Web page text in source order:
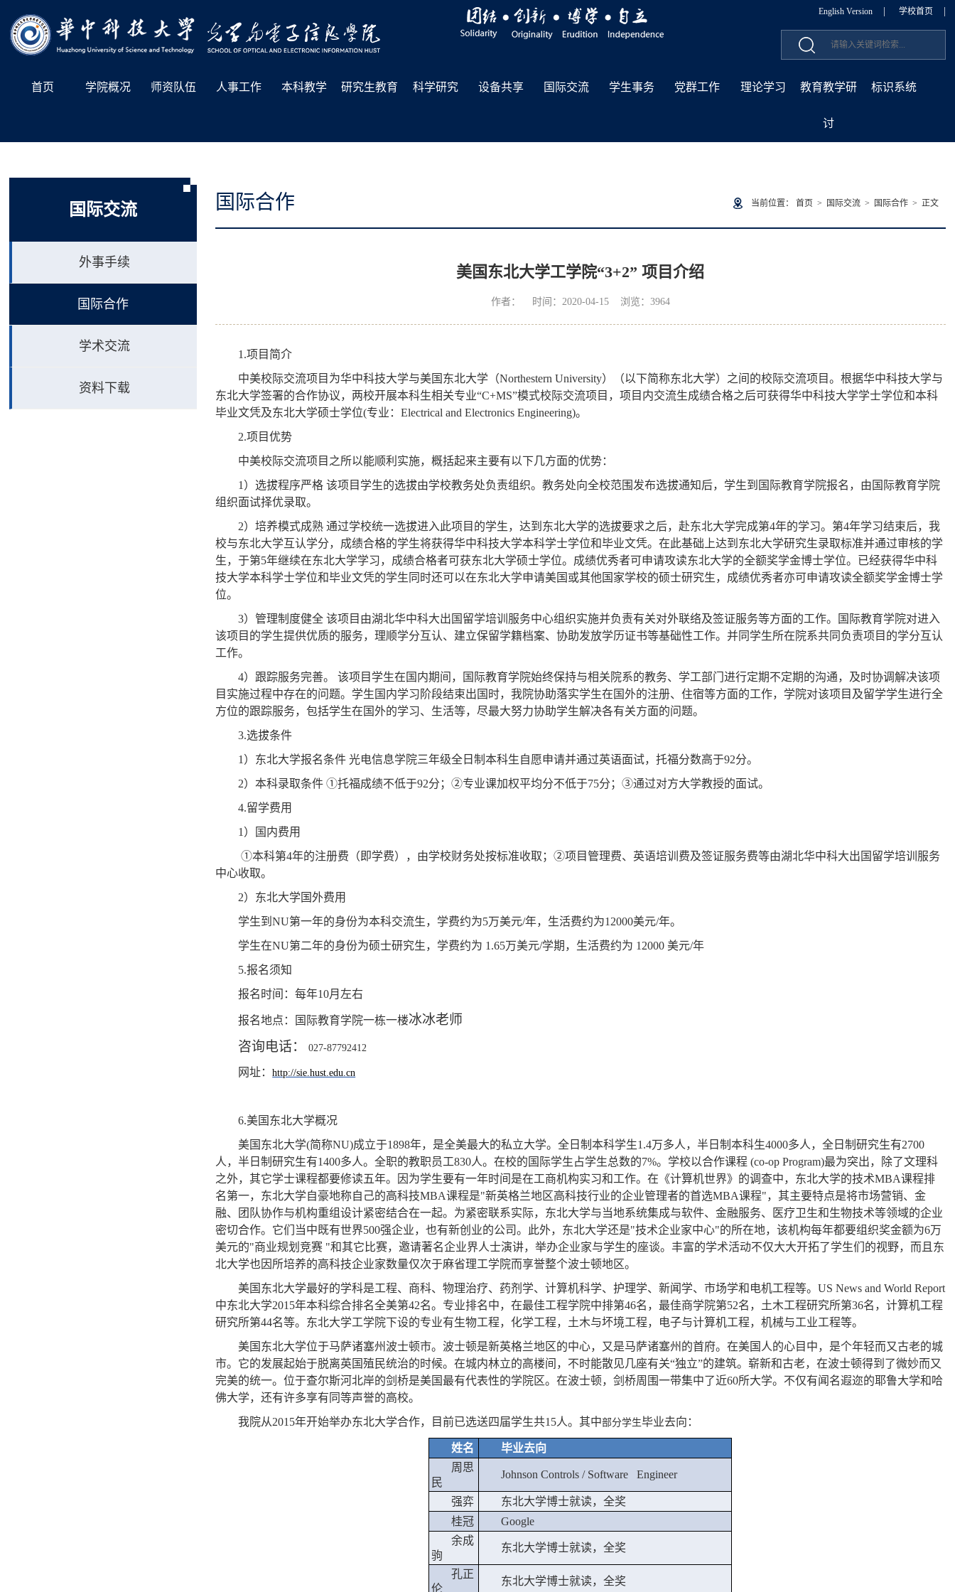
English Version 学校首页
首页 学院概况 师资队伍 人事工作 本科教学 研究生教育 科学研究 设备共享 国际交流 学生事务 党群工作 理论学习 教育教学研
讨
标识系统
国际交流
外事手续
国际合作
学术交流
资料下载
国际合作 当前位置： 首页 > 国际交流> 国际合作> 正文
美国东北大学工学院“3+2” 项目介绍
作者： 时间：2020-04-15 浏览： 3964
1.项目简介
中美校际交流项目为华中科技大学与美国东北大学（Northestern University）（以下简称东北大学）之间的校际交流项目。根据华中科技大学与
东北大学签署的合作协议，两校开展本科生相关专业“C+MS”模式校际交流项目，项目内交流生成绩合格之后可获得华中科技大学学士学位和本科
毕业文凭及东北大学硕士学位(专业：Electrical and Electronics Engineering)。
2.项目优势
中美校际交流项目之所以能顺利实施，概括起来主要有以下几方面的优势：
1 ）选拔程序严格 该项目学生的选拔由学校教务处负责组织。教务处向全校范围发布选拔通知后，学生到国际教育学院报名，由国际教育学院
组织面试择优录取。
2）培养模式成熟 通过学校统一选拔进入此项目的学生，达到东北大学的选拔要求之后，赴东北大学完成第4年的学习。第4年学习结束后，我
校与东北大学互认学分，成绩合格的学生将获得华中科技大学本科学士学位和毕业文凭。在此基础上达到东北大学研究生录取标准并通过审核的学
生，于第5年继续在东北大学学习，成绩合格者可获东北大学硕士学位。成绩优秀者可申请攻读东北大学的全额奖学金博士学位。已经获得华中科
技大学本科学士学位和毕业文凭的学生同时还可以在东北大学申请美国或其他国家学校的硕士研究生，成绩优秀者亦可申请攻读全额奖学金博士学
位。
3）管理制度健全 该项目由湖北华中科大出国留学培训服务中心组织实施并负责有关对外联络及签证服务等方面的工作。国际教育学院对进入
该项目的学生提供优质的服务，理顺学分互认、建立保留学籍档案、协助发放学历证书等基础性工作。并同学生所在院系共同负责项目的学分互认
工作。
4）跟踪服务完善。
该项目学生在国内期间，国际教育学院始终保持与相关院系的教务、学工部门进行定期不定期的沟通，及时协调解决该项
目实施过程中存在的问题。学生国内学习阶段结束出国时，我院协助落实学生在国外的注册、住宿等方面的工作，学院对该项目及留学学生进行全
方位的跟踪服务，包括学生在国外的学习、生活等，尽最大努力协助学生解决各有关方面的问题。
3.选拔条件
1 ）东北大学报名条件 光电信息学院三年级全日制本科生自愿申请并通过英语面试，托福分数高于92分。
2）本科录取条件 ①托福成绩不低于92分；②专业课加权平均分不低于75分；③通过对方大学教授的面试。
4.留学费用
1 ）国内费用
①本科第4年的注册费（即学费），由学校财务处按标准收取；②项目管理费、英语培训费及签证服务费等由湖北华中科大出国留学培训服务
中心收取。
2）东北大学国外费用
学生到NU第一年的身份为本科交流生，学费约为5万美元/年，生活费约为12000美元/年。
学生在NU第二年的身份为硕士研究生，学费约为 1.65万美元/学期，生活费约为 12000 美元/年
5.报名须知
报名时间：每年10月左右
报名地点：国际教育学院一栋一楼冰冰老师
咨询电话：
027-87792412
网址：http://sie.hust.edu.cn
6.美国东北大学概况
美国东北大学(简称NU)成立于1898年，是全美最大的私立大学。全日制本科学生1.4万多人，半日制本科生4000多人，全日制研究生有2700
人，半日制研究生有1400多人。全职的教职员工830人。在校的国际学生占学生总数的7%。学校以合作课程 (co-op Program)最为突出，除了文理科
之外，其它学士课程都要修读五年。因为学生要有一年时间是在工商机构实习和工作。在《计算机世界》的调查中，东北大学的技术MBA课程排
名第一，东北大学自豪地称自己的高科技MBA课程是"新英格兰地区高科技行业的企业管理者的首选MBA课程"，其主要特点是将市场营销、金
融、团队协作与机构重组设计紧密结合在一起。为紧密联系实际，东北大学与当地系统集成与软件、金融服务、医疗卫生和生物技术等领域的企业
密切合作。它们当中既有世界500强企业，也有新创业的公司。此外，东北大学还是"技术企业家中心"的所在地，该机构每年都要组织奖金额为6万
美元的"商业规划竞赛 "和其它比赛，邀请著名企业界人士演讲，举办企业家与学生的座谈。丰富的学术活动不仅大大开拓了学生们的视野，而且东
北大学也因所培养的高科技企业家数量仅次于麻省理工学院而享誉整个波士顿地区。
美国东北大学最好的学科是工程、商科、物理治疗、药剂学、计算机科学、护理学、新闻学、市场学和电机工程等。US News and World Report
中东北大学2015年本科综合排名全美第42名。专业排名中，在最佳工程学院中排第46名，最佳商学院第52名，土木工程研究所第36名，计算机工程
研究所第44名等。东北大学工学院下设的专业有生物工程，化学工程，土木与坏境工程，电子与计算机工程，机械与工业工程等。
美国东北大学位于马萨诸塞州波士顿市。波士顿是新英格兰地区的中心，又是马萨诸塞州的首府。在美国人的心目中，是个年轻而又古老的城
市。它的发展起始于脱离英国殖民统治的时候。在城内林立的高楼间，不时能散见几座有关“独立”的建筑。崭新和古老，在波士顿得到了微妙而又
完美的统一。位于查尔斯河北岸的剑桥是美国最有代表性的学院区。在波士顿，剑桥周围一带集中了近60所大学。不仅有闻名遐迩的耶鲁大学和哈
佛大学，还有许多享有同等声誉的高校。
我院从2015年开始举办东北大学合作，目前已选送四届学生共15人。其中部分学生毕业去向：
姓名
毕业去向
周思
民
Johnson Controls / Software Engineer
强弈
东北大学博士就读，全奖
桂冠
Google
余成
驹
东北大学博士就读，全奖
孔正
伦
东北大学博士就读，全奖